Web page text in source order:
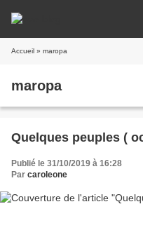
Accueil » maropa
maropa
Quelques peuples (
Publié le 31/10/2019 à 16:28
Par caroleone